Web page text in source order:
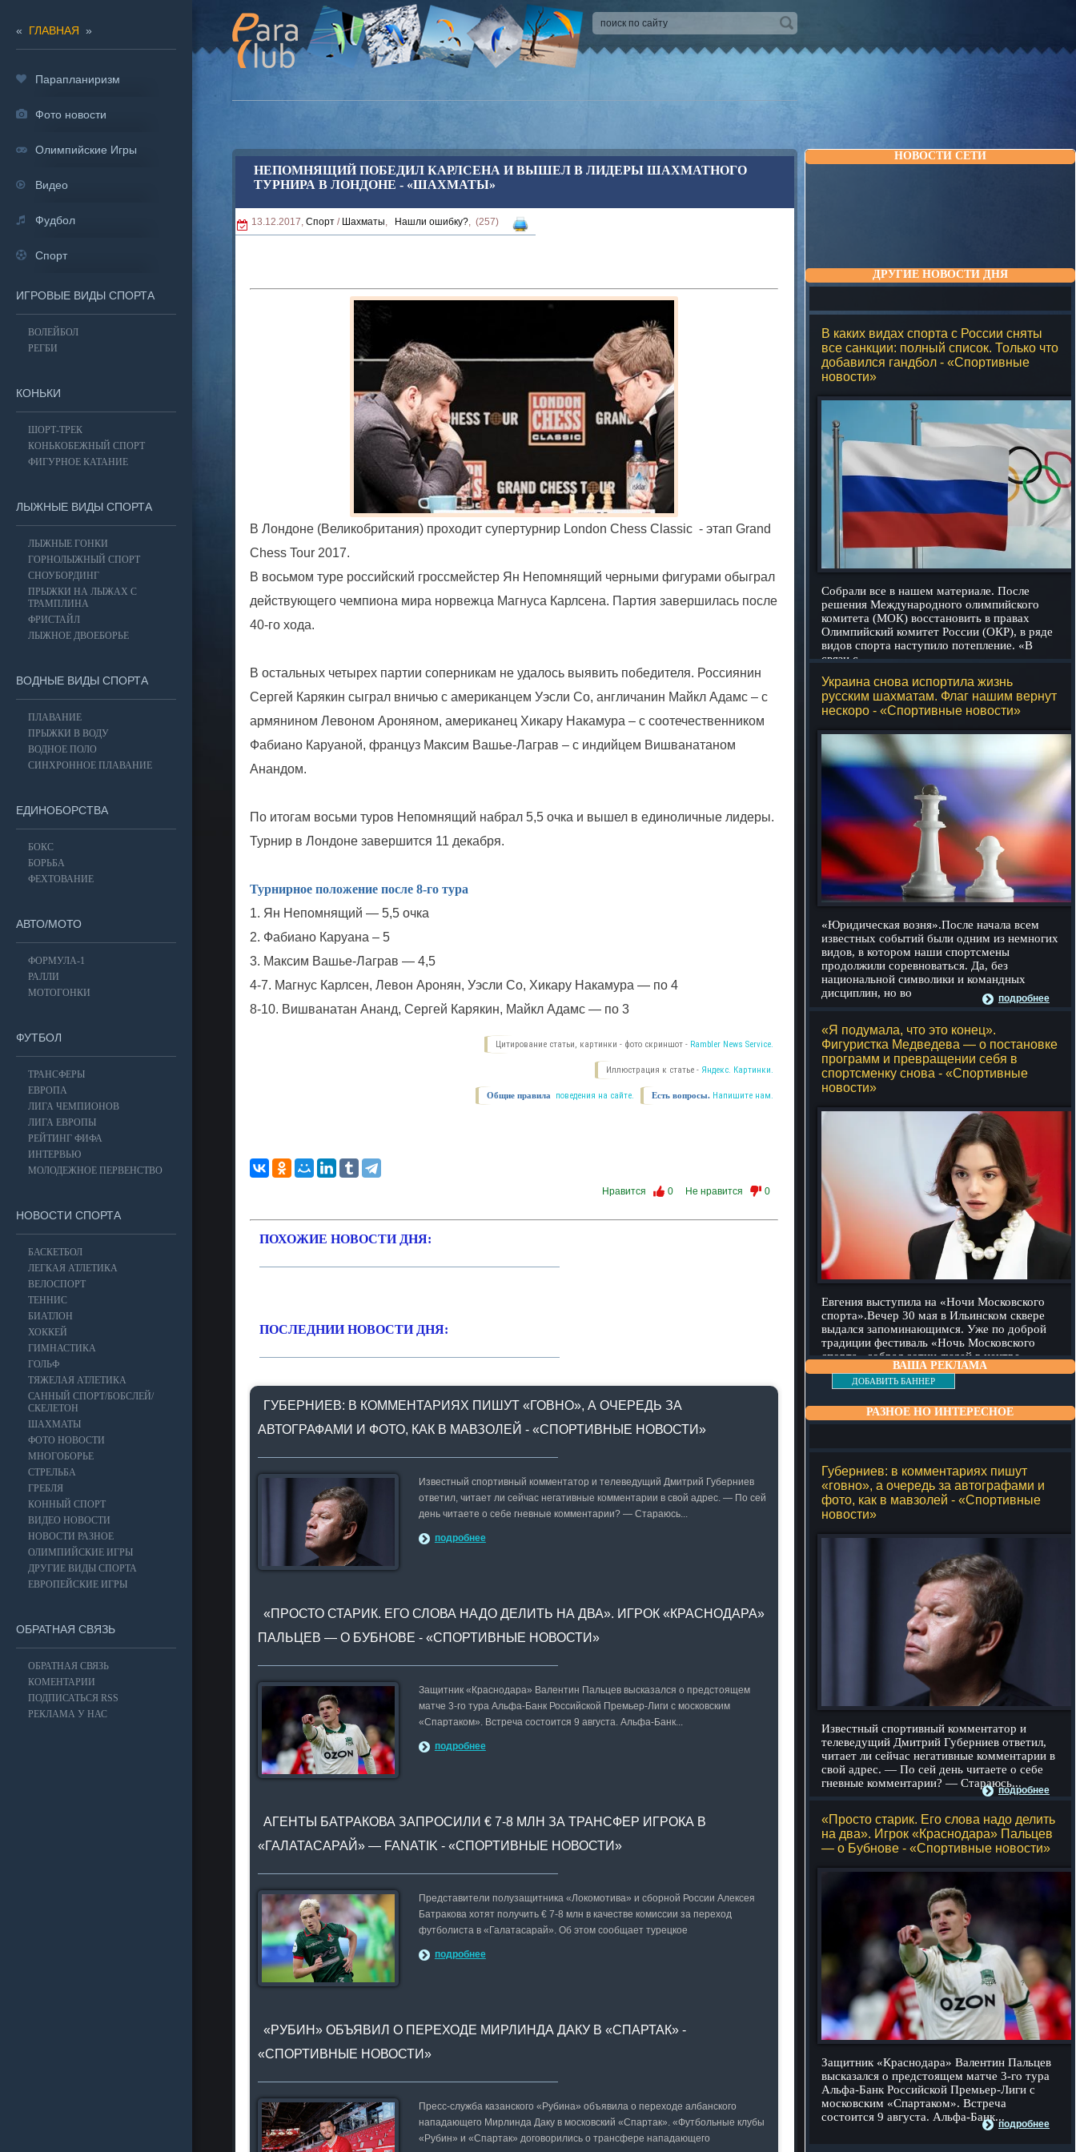
НОВОСТИ СЕТИ
ДРУГИЕ НОВОСТИ ДНЯ
В каких видах спорта с России сняты
все санкции: полный список. Только что
добавился гандбол - «Спортивные
новости»
Собрали все в нашем материале. После
решения Международного олимпийского
комитета (МОК) восстановить в правах
Олимпийский комитет России (ОКР), в ряде
видов спорта наступило потепление. «В
связи с
Украина снова испортила жизнь
русским шахматам. Флаг нашим вернут
нескоро - «Спортивные новости»
«Юридическая возня».После начала всем
известных событий были одним из немногих
видов, в котором наши спортсмены
продолжили соревноваться. Да, без
национальной символики и командных
дисциплин, но во
подробнее
«Я подумала, что это конец».
Фигуристка Медведева — о постановке
программ и превращении себя в
спортсменку снова - «Спортивные
новости»
Евгения выступила на «Ночи Московского
спорта».Вечер 30 мая в Ильинском сквере
выдался запоминающимся. Уже по доброй
традиции фестиваль «Ночь Московского
спорта» собрал сотни людей в центре
подробнее
ВАША РЕКЛАМА
ДОБАВИТЬ БАННЕР
РАЗНОЕ НО ИНТЕРЕСНОЕ
Губерниев: в комментариях пишут
«говно», а очередь за автографами и
фото, как в мавзолей - «Спортивные
новости»
Известный спортивный комментатор и
телеведущий Дмитрий Губерниев ответил,
читает ли сейчас негативные комментарии в
свой адрес. — По сей день читаете о себе
гневные комментарии? — Стараюсь...
подробнее
«Просто старик. Его слова надо делить
на два». Игрок «Краснодара» Пальцев
— о Бубнове - «Спортивные новости»
Защитник «Краснодара» Валентин Пальцев
высказался о предстоящем матче 3-го тура
Альфа-Банк Российской Премьер-Лиги с
московским «Спартаком». Встреча
состоится 9 августа. Альфа-Банк...
подробнее
НЕПОМНЯЩИЙ ПОБЕДИЛ КАРЛСЕНА И ВЫШЕЛ В ЛИДЕРЫ ШАХМАТНОГО
ТУРНИРА В ЛОНДОНЕ - «ШАХМАТЫ»
13.12.2017, Спорт / Шахматы, Нашли ошибку?, (257)
В Лондоне (Великобритания) проходит супертурнир London Chess Classic - этап Grand
Chess Tour 2017.
В восьмом туре российский гроссмейстер Ян Непомнящий черными фигурами обыграл
действующего чемпиона мира норвежца Магнуса Карлсена. Партия завершилась после
40-го хода.
В остальных четырех партии соперникам не удалось выявить победителя. Россиянин
Сергей Карякин сыграл вничью с американцем Уэсли Со, англичанин Майкл Адамс – с
армянином Левоном Ароняном, американец Хикару Накамура – с соотечественником
Фабиано Каруаной, француз Максим Вашье-Лаграв – с индийцем Вишванатаном
Анандом.
По итогам восьми туров Непомнящий набрал 5,5 очка и вышел в единоличные лидеры.
Турнир в Лондоне завершится 11 декабря.
Турнирное положение после 8-го тура
1. Ян Непомнящий — 5,5 очка
2. Фабиано Каруана – 5
3. Максим Вашье-Лаграв — 4,5
4-7. Магнус Карлсен, Левон Аронян, Уэсли Со, Хикару Накамура — по 4
8-10. Вишванатан Ананд, Сергей Карякин, Майкл Адамс — по 3
Цитирование статьи, картинки - фото скриншот - Rambler News Service.
Иллюстрация к статье - Яндекс. Картинки.
Есть вопросы. Напишите нам.
Общие правила поведения на сайте.
Нравится 0 Не нравится 0
ПОХОЖИЕ НОВОСТИ ДНЯ:
ПОСЛЕДНИИ НОВОСТИ ДНЯ:
ГУБЕРНИЕВ: В КОММЕНТАРИЯХ ПИШУТ «ГОВНО», А ОЧЕРЕДЬ ЗА
АВТОГРАФАМИ И ФОТО, КАК В МАВЗОЛЕЙ - «СПОРТИВНЫЕ НОВОСТИ»
Известный спортивный комментатор и телеведущий Дмитрий Губерниев
ответил, читает ли сейчас негативные комментарии в свой адрес. — По сей
день читаете о себе гневные комментарии? — Стараюсь...
подробнее
«ПРОСТО СТАРИК. ЕГО СЛОВА НАДО ДЕЛИТЬ НА ДВА». ИГРОК «КРАСНОДАРА»
ПАЛЬЦЕВ — О БУБНОВЕ - «СПОРТИВНЫЕ НОВОСТИ»
Защитник «Краснодара» Валентин Пальцев высказался о предстоящем
матче 3-го тура Альфа-Банк Российской Премьер-Лиги с московским
«Спартаком». Встреча состоится 9 августа. Альфа-Банк...
подробнее
АГЕНТЫ БАТРАКОВА ЗАПРОСИЛИ € 7-8 МЛН ЗА ТРАНСФЕР ИГРОКА В
«ГАЛАТАСАРАЙ» — FANATIK - «СПОРТИВНЫЕ НОВОСТИ»
Представители полузащитника «Локомотива» и сборной России Алексея
Батракова хотят получить € 7-8 млн в качестве комиссии за переход
футболиста в «Галатасарай». Об этом сообщает турецкое
подробнее
«РУБИН» ОБЪЯВИЛ О ПЕРЕХОДЕ МИРЛИНДА ДАКУ В «СПАРТАК» -
«СПОРТИВНЫЕ НОВОСТИ»
Пресс-служба казанского «Рубина» объявила о переходе албанского
нападающего Мирлинда Даку в московский «Спартак». «Футбольные клубы
«Рубин» и «Спартак» договорились о трансфере нападающего
« ГЛАВНАЯ »
Парапланиризм
Фото новости
Олимпийские Игры
Видео
Фудбол
Спорт
ИГРОВЫЕ ВИДЫ СПОРТА
ВОЛЕЙБОЛ
РЕГБИ
КОНЬКИ
ШОРТ-ТРЕК
КОНЬКОБЕЖНЫЙ СПОРТ
ФИГУРНОЕ КАТАНИЕ
ЛЫЖНЫЕ ВИДЫ СПОРТА
ЛЫЖНЫЕ ГОНКИ
ГОРНОЛЫЖНЫЙ СПОРТ
СНОУБОРДИНГ
ПРЫЖКИ НА ЛЫЖАХ С
ТРАМПЛИНА
ФРИСТАЙЛ
ЛЫЖНОЕ ДВОЕБОРЬЕ
ВОДНЫЕ ВИДЫ СПОРТА
ПЛАВАНИЕ
ПРЫЖКИ В ВОДУ
ВОДНОЕ ПОЛО
СИНХРОННОЕ ПЛАВАНИЕ
ЕДИНОБОРСТВА
БОКС
БОРЬБА
ФЕХТОВАНИЕ
АВТО/МОТО
ФОРМУЛА-1
РАЛЛИ
МОТОГОНКИ
ФУТБОЛ
ТРАНСФЕРЫ
ЕВРОПА
ЛИГА ЧЕМПИОНОВ
ЛИГА ЕВРОПЫ
РЕЙТИНГ ФИФА
ИНТЕРВЬЮ
МОЛОДЕЖНОЕ ПЕРВЕНСТВО
НОВОСТИ СПОРТА
БАСКЕТБОЛ
ЛЕГКАЯ АТЛЕТИКА
ВЕЛОСПОРТ
ТЕННИС
БИАТЛОН
ХОККЕЙ
ГИМНАСТИКА
ГОЛЬФ
ТЯЖЕЛАЯ АТЛЕТИКА
САННЫЙ СПОРТ/БОБСЛЕЙ/
СКЕЛЕТОН
ШАХМАТЫ
ФОТО НОВОСТИ
МНОГОБОРЬЕ
СТРЕЛЬБА
ГРЕБЛЯ
КОННЫЙ СПОРТ
ВИДЕО НОВОСТИ
НОВОСТИ РАЗНОЕ
ОЛИМПИЙСКИЕ ИГРЫ
ДРУГИЕ ВИДЫ СПОРТА
ЕВРОПЕЙСКИЕ ИГРЫ
ОБРАТНАЯ СВЯЗЬ
ОБРАТНАЯ СВЯЗЬ
КОМЕНТАРИИ
ПОДПИСАТЬСЯ RSS
РЕКЛАМА У НАС